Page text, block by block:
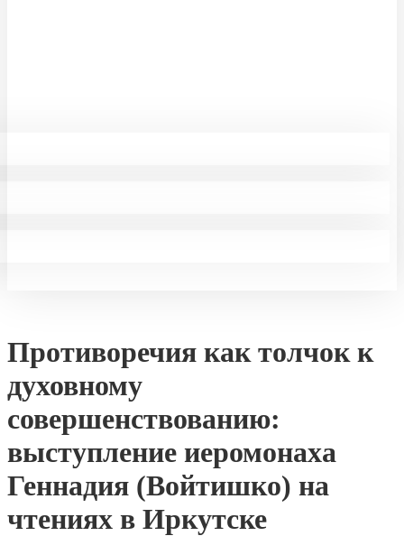
Противоречия как толчок к
духовному
совершенствованию:
выступление иеромонаха
Геннадия (Войтишко) на
чтениях в Иркутске